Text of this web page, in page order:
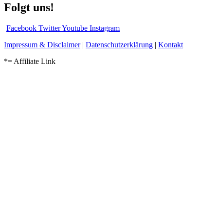
Folgt uns!
Facebook TwitterYoutube Instagram
Impressum & Disclaimer| Datenschutzerklärung | Kontakt
*= Affiliate Link